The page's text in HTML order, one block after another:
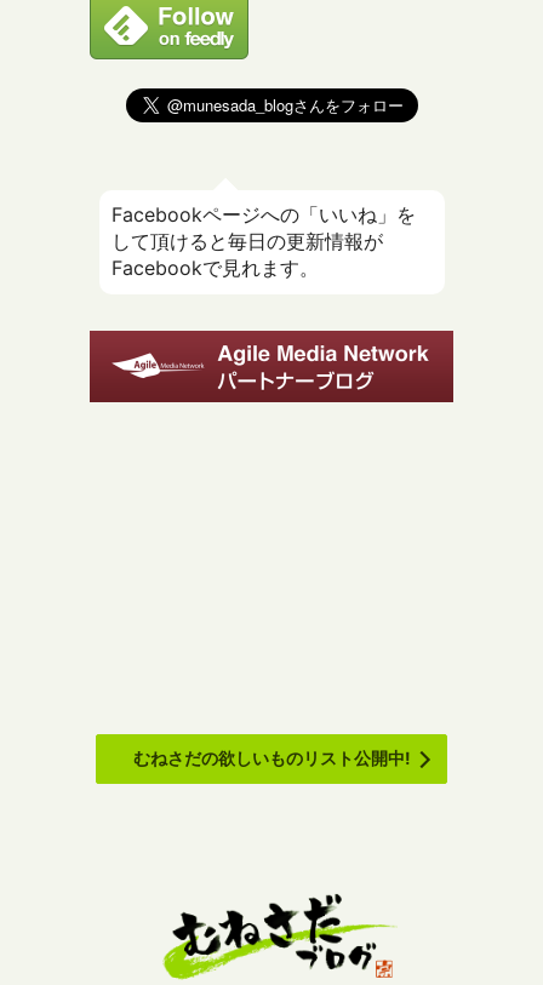
Facebookページへの「いいね」を
して頂けると毎日の更新情報が
Facebookで見れます。
むねさだの欲しいものリスト公開中!